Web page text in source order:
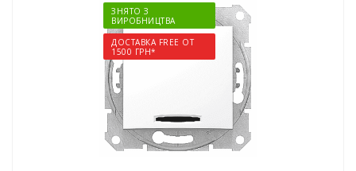
ЗНЯТО З
ВИРОБНИЦТВА
ДОСТАВКА FREE ОТ
1500 ГРН*